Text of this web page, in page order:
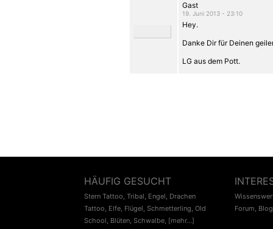
Gast
19. Juni 2013 - 23:10
Hey.
Danke Dir für Deinen
LG aus dem Pott.
HÄUFIG GESUCHT
Stern Tattoo, Tribal, Engel, Drachen
Tattoo, Elfe, Flügel, Schmetterling, Old
School, Blüten, Schwalbe, [mehr...]
Forum, Blog